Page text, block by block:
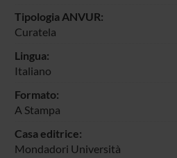
Tipologia ANVUR:
Curatela
Lingua:
Italiano
Formato:
A Stampa
Casa editrice:
Mondadori Università